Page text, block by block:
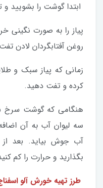
ابتدا گوشت را بشویید و
پیاز را به صورت نگینی
روغن آفتابگردان لادن
زمانی که پیاز سبک و
کرده و تفت دهید.
هنگامی که گوشت سرخ
سه لیوان آب به آن
آب جوش بیاید. بعد
بگذارید و حرارت را کم
طرز تهیه خورش آلو